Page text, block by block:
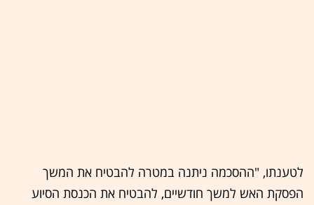
לטענתו, "ההסכמה ניתנה במטרה להבטיח את המשך
הפסקת האש למשך חודשיים, להבטיח את הכנסת הסיוע